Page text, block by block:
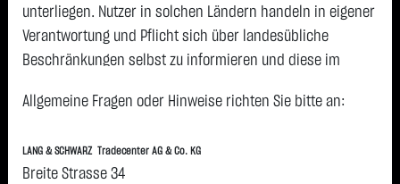
unterliegen. Nutzer in solchen Ländern handeln in eigener
Verantwortung und Pflicht sich über landesübliche
Beschränkungen selbst zu informieren und diese im
gekennzeichnete Beiträge geben die Meinung des
SCHWARZ Tradecenter AG & Co. KG wieder.
Allgemeine Fragen oder Hinweise richten Sie bitte an:
LANG & SCHWARZ Tradecenter AG & Co. KG
Breite Strasse 34
Breite Straße 34
40213 Düsseldorf
Tel: +49211 - 13840 – 404